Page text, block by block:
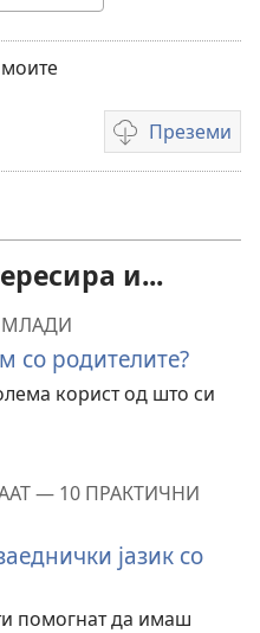
Преземи
Опции
за
и...
МЛАДИ
со родителите?
корист од што си
— 10 ПРАКТИЧНИ
јазик со
помогнат да имаш